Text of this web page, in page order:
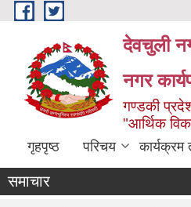
Skip to main content
देवचुली
नगर
गण्डकी
"आर्थिक
गृहपृष्ठ परिचय कार्यक्रम
समाचार